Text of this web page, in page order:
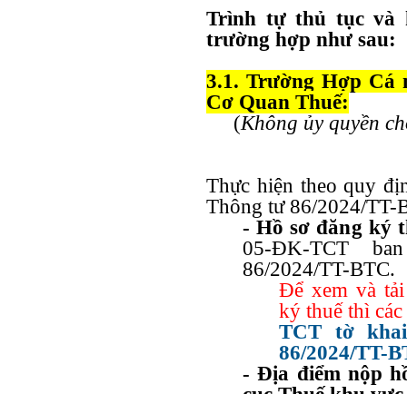
Trình tự thủ tục và
trường hợp như sau:
3.1. Trường Hợp
Cơ Quan Thuế:
(Không ủy quyền
Thực hiện theo quy
Thông tư 86/2024/TT-
- Hồ sơ đăng ký
05-ĐK-TCT
86/2024/TT-BTC.
Để xem và
ký thuế thì
TCT tờ
86/2024/TT-
- Địa điểm nộp